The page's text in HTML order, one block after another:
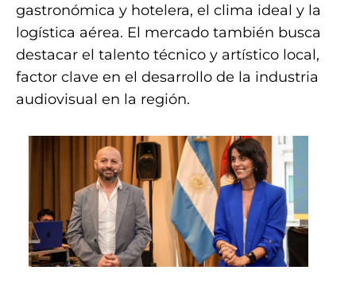
gastronómica y hotelera, el clima ideal y la
logística aérea. El mercado también busca
destacar el talento técnico y artístico local,
factor clave en el desarrollo de la industria
audiovisual en la región.